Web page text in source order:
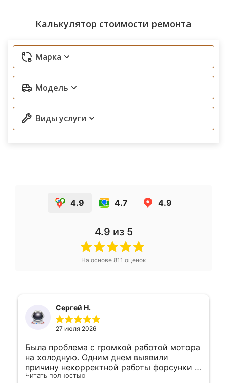
Калькулятор стоимости ремонта
Марка
Модель
Виды услуги
4.9 4.7 4.9
4.9 из 5
На основе 811 оценок
Сергей Н.
27 июля 2026
Была проблема с громкой работой мотора
на холодную. Одним днем выявили
причину некорректной работы форсунки и
устранили. 👍
Читать полностью